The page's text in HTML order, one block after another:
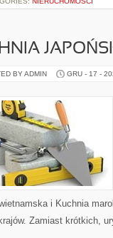
BY ADMIN GRU - 17 -
i Kuchnia
Zamiast krótkich,